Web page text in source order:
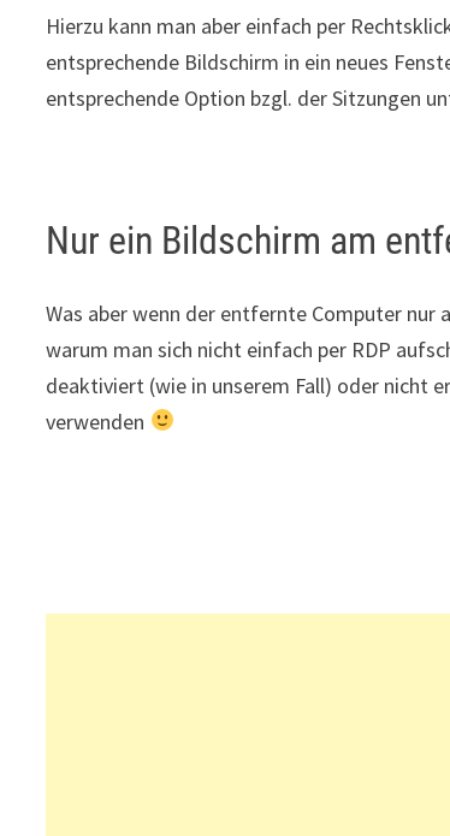
Hierzu kann man aber einfach per
entsprechende Bildschirm in ein neues
entsprechende Option bzgl. der Sitzungen
Nur ein Bildschirm am
Was aber wenn der entfernte Computer nur
warum man sich nicht einfach per RDP
deaktiviert (wie in unserem Fall) oder nicht
verwenden